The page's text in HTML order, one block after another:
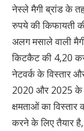
नेस्ले मैगी ब्रांड के
रुपये की किफायती
अलग मसाले वाली
किटकैट की 4,20
नेटवर्क के विस्तार
2020 और 2025 के
क्षमताओं का
करने के लिए तैयार है,